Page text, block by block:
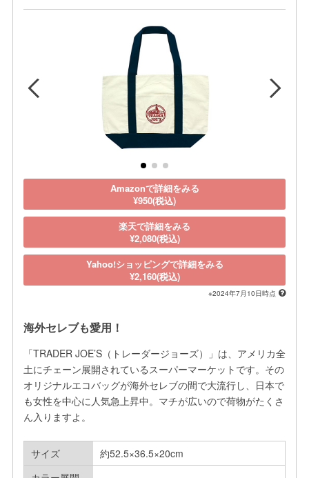
Amazonで詳細をみる
¥950(税込)
楽天で詳細をみる
¥2,080(税込)
Yahoo!ショッピングで詳細をみる
¥2,160(税込)
※2024年7月10日時点
海外セレブも愛用！
「TRADER JOE’S（トレーダージョーズ）」は、アメリカ全
土にチェーン展開されているスーパーマーケットです。その
オリジナルエコバッグが海外セレブの間で大流行し、日本で
も女性を中心に人気急上昇中。マチが広いので荷物がたくさ
ん入りますよ。
サイズ
約52.5×36.5×20cm